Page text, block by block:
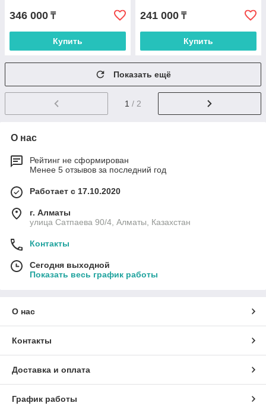
346 000 ₸
Купить
241 000 ₸
Купить
Показать ещё
1 / 2
О нас
Рейтинг не сформирован
Менее 5 отзывов за последний год
Работает с 17.10.2020
г. Алматы
улица Сатпаева 90/4, Алматы, Казахстан
Контакты
Сегодня выходной
Показать весь график работы
О нас
Контакты
Доставка и оплата
График работы